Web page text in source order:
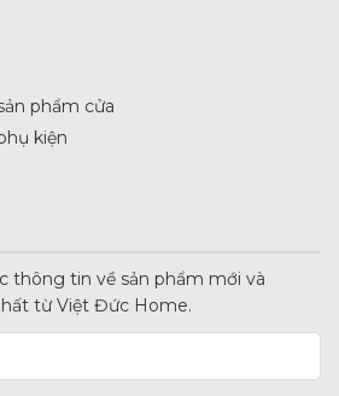
phẩm cửa
kiện
thông tin về sản phẩm mới và
từ Việt Đức Home.